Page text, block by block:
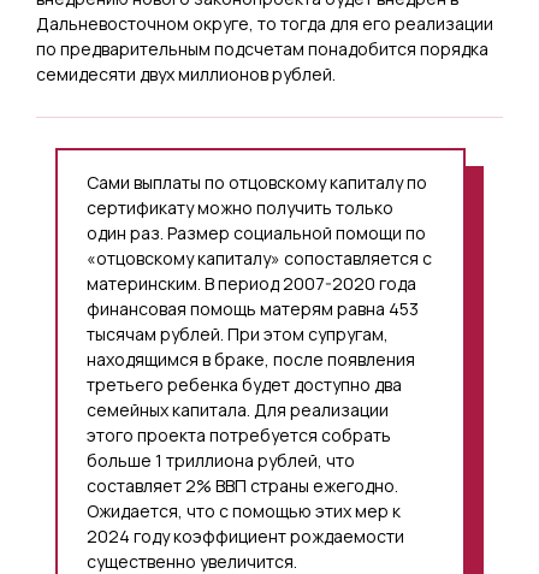
Дальневосточном округе, то тогда для его реализации
по предварительным подсчетам понадобится порядка
семидесяти двух миллионов рублей.
Сами выплаты по отцовскому капиталу по
сертификату можно получить только
один раз. Размер социальной помощи по
«отцовскому капиталу» сопоставляется с
материнским. В период 2007-2020 года
финансовая помощь матерям равна 453
тысячам рублей. При этом супругам,
находящимся в браке, после появления
третьего ребенка будет доступно два
семейных капитала. Для реализации
этого проекта потребуется собрать
больше 1 триллиона рублей, что
составляет 2% ВВП страны ежегодно.
Ожидается, что с помощью этих мер к
2024 году коэффициент рождаемости
существенно увеличится.